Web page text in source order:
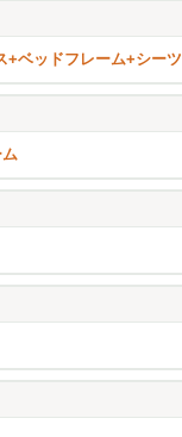
ベッドフレーム+シーツ